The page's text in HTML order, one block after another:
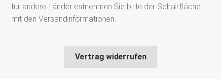
für andere Länder entnehmen Sie bitte der Schaltfläche
mit den Versandinformationen.
Vertrag widerrufen